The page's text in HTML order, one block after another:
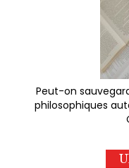
Peut-on
philosophiques